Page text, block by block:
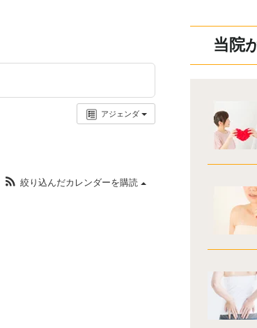
アジェンダ
絞り込んだカレンダーを購読
当院